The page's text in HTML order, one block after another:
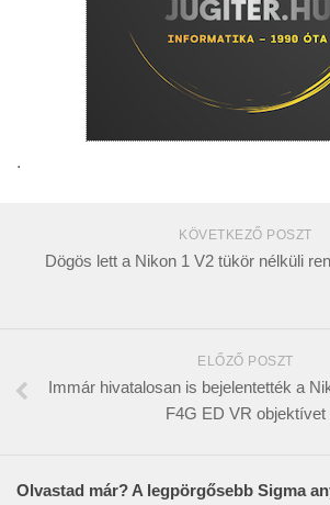
.
KÖVETKEZŐ POSZT
Dögös lett a Nikon 1 V2 tükör nélküli
ELŐZŐ POSZT
Immár hivatalosan is bejelentették a
F4G ED VR objektívet
Olvastad már? A legpörgősebb Sigma